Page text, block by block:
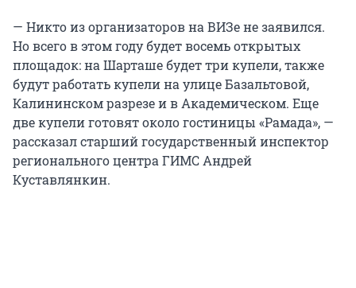
— Никто из организаторов на ВИЗе не заявился.
Но всего в этом году будет восемь открытых
площадок: на Шарташе будет три купели, также
будут работать купели на улице Базальтовой,
Калининском разрезе и в Академическом. Еще
две купели готовят около гостиницы «Рамада», —
рассказал старший государственный инспектор
регионального центра ГИМС Андрей
Куставлянкин.